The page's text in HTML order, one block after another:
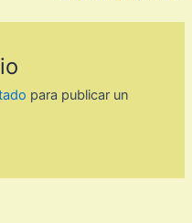
para publicar un